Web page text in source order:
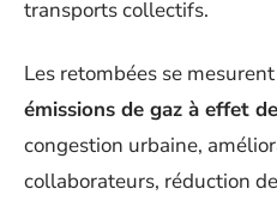
transports collectifs.
Les retombées se
émissions de gaz à effet
congestion urbaine,
collaborateurs, réduction